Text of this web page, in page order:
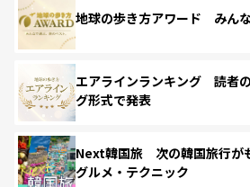
地球の歩き方アワード みんな
エアラインランキング 読者
グ形式で発表
Next韓国旅 次の韓国旅行が
グルメ・テクニック